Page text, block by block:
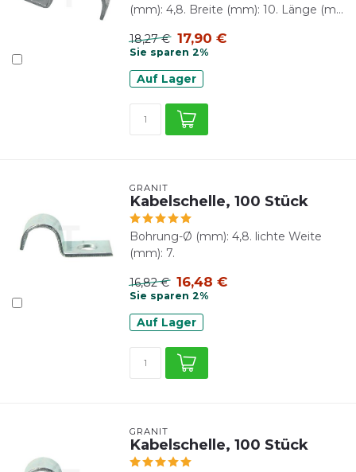
(mm): 4,8. Breite (mm): 10. Länge (m...
18,27 € 17,90 €
Sie sparen 2%
Auf Lager
GRANIT
Kabelschelle, 100 Stück
Bohrung-Ø (mm): 4,8. lichte Weite
(mm): 7.
16,82 € 16,48 €
Sie sparen 2%
Auf Lager
GRANIT
Kabelschelle, 100 Stück